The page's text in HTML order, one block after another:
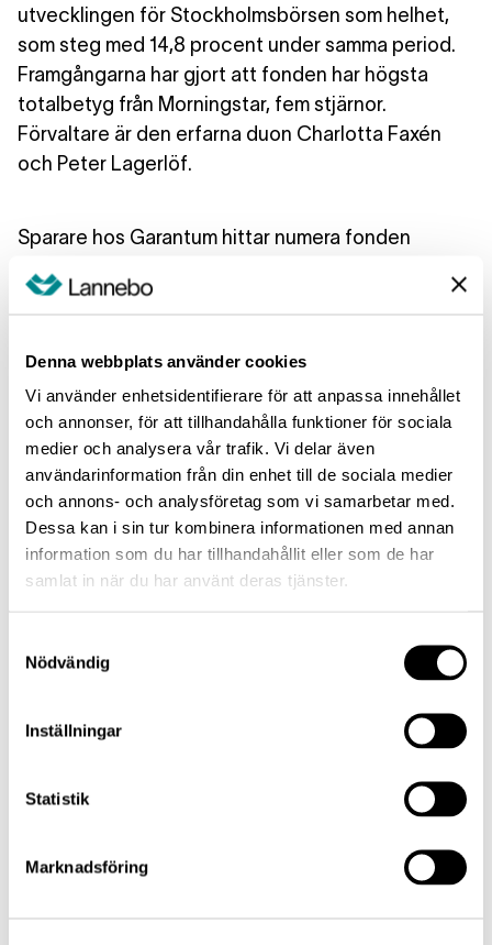
Denna webbplats använder cookies
Vi använder enhetsidentifierare för att anpassa innehållet
och annonser, för att tillhandahålla funktioner för sociala
medier och analysera vår trafik. Vi delar även
användarinformation från din enhet till de sociala medier
och annons- och analysföretag som vi samarbetar med.
Dessa kan i sin tur kombinera informationen med annan
information som du har tillhandahållit eller som de har
samlat in när du har använt deras tjänster.
Nödvändig
Inställningar
Statistik
Marknadsföring
utvecklingen för Stockholmsbörsen som helhet,
som steg med 14,8 procent under samma period.
Framgångarna har gjort att fonden har högsta
totalbetyg från Morningstar, fem stjärnor.
Förvaltare är den erfarna duon Charlotta Faxén
och Peter Lagerlöf.
Sparare hos Garantum hittar numera fonden
Lannebo Sverige Hållbar i bolagets fondutbud.
som växer snabbast för oss sett till volym och som
skapar en utmärkt distributionskanal gentemot
den, för Lannebo, så viktiga förmedlarmarknaden”,
säger Daniel Sundqvist.
Läs mer om Lannebo Sverige Hållbar här.
Få insikt, direkt i din inbox
Få inspiration, bli uppdaterad och informerad
via vårt nyhetsbrev. Håll dig uppdaterad om
veckokommentaren.
Prenumerera
Riskinformation